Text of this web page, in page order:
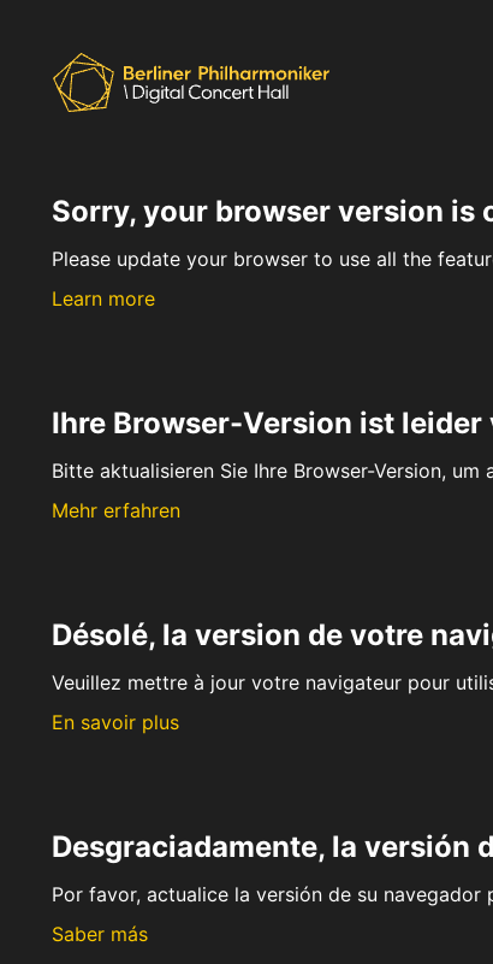
Sorry, your browser version is
Please update your browser to use all the
Learn more
Ihre Browser-Version ist leider
Bitte aktualisieren Sie Ihre Browser-Version,
Mehr erfahren
Désolé, la version de votre
Veuillez mettre à jour votre navigateur pour
En savoir plus
Desgraciadamente, la versión
Por favor, actualice la versión de su
Saber más